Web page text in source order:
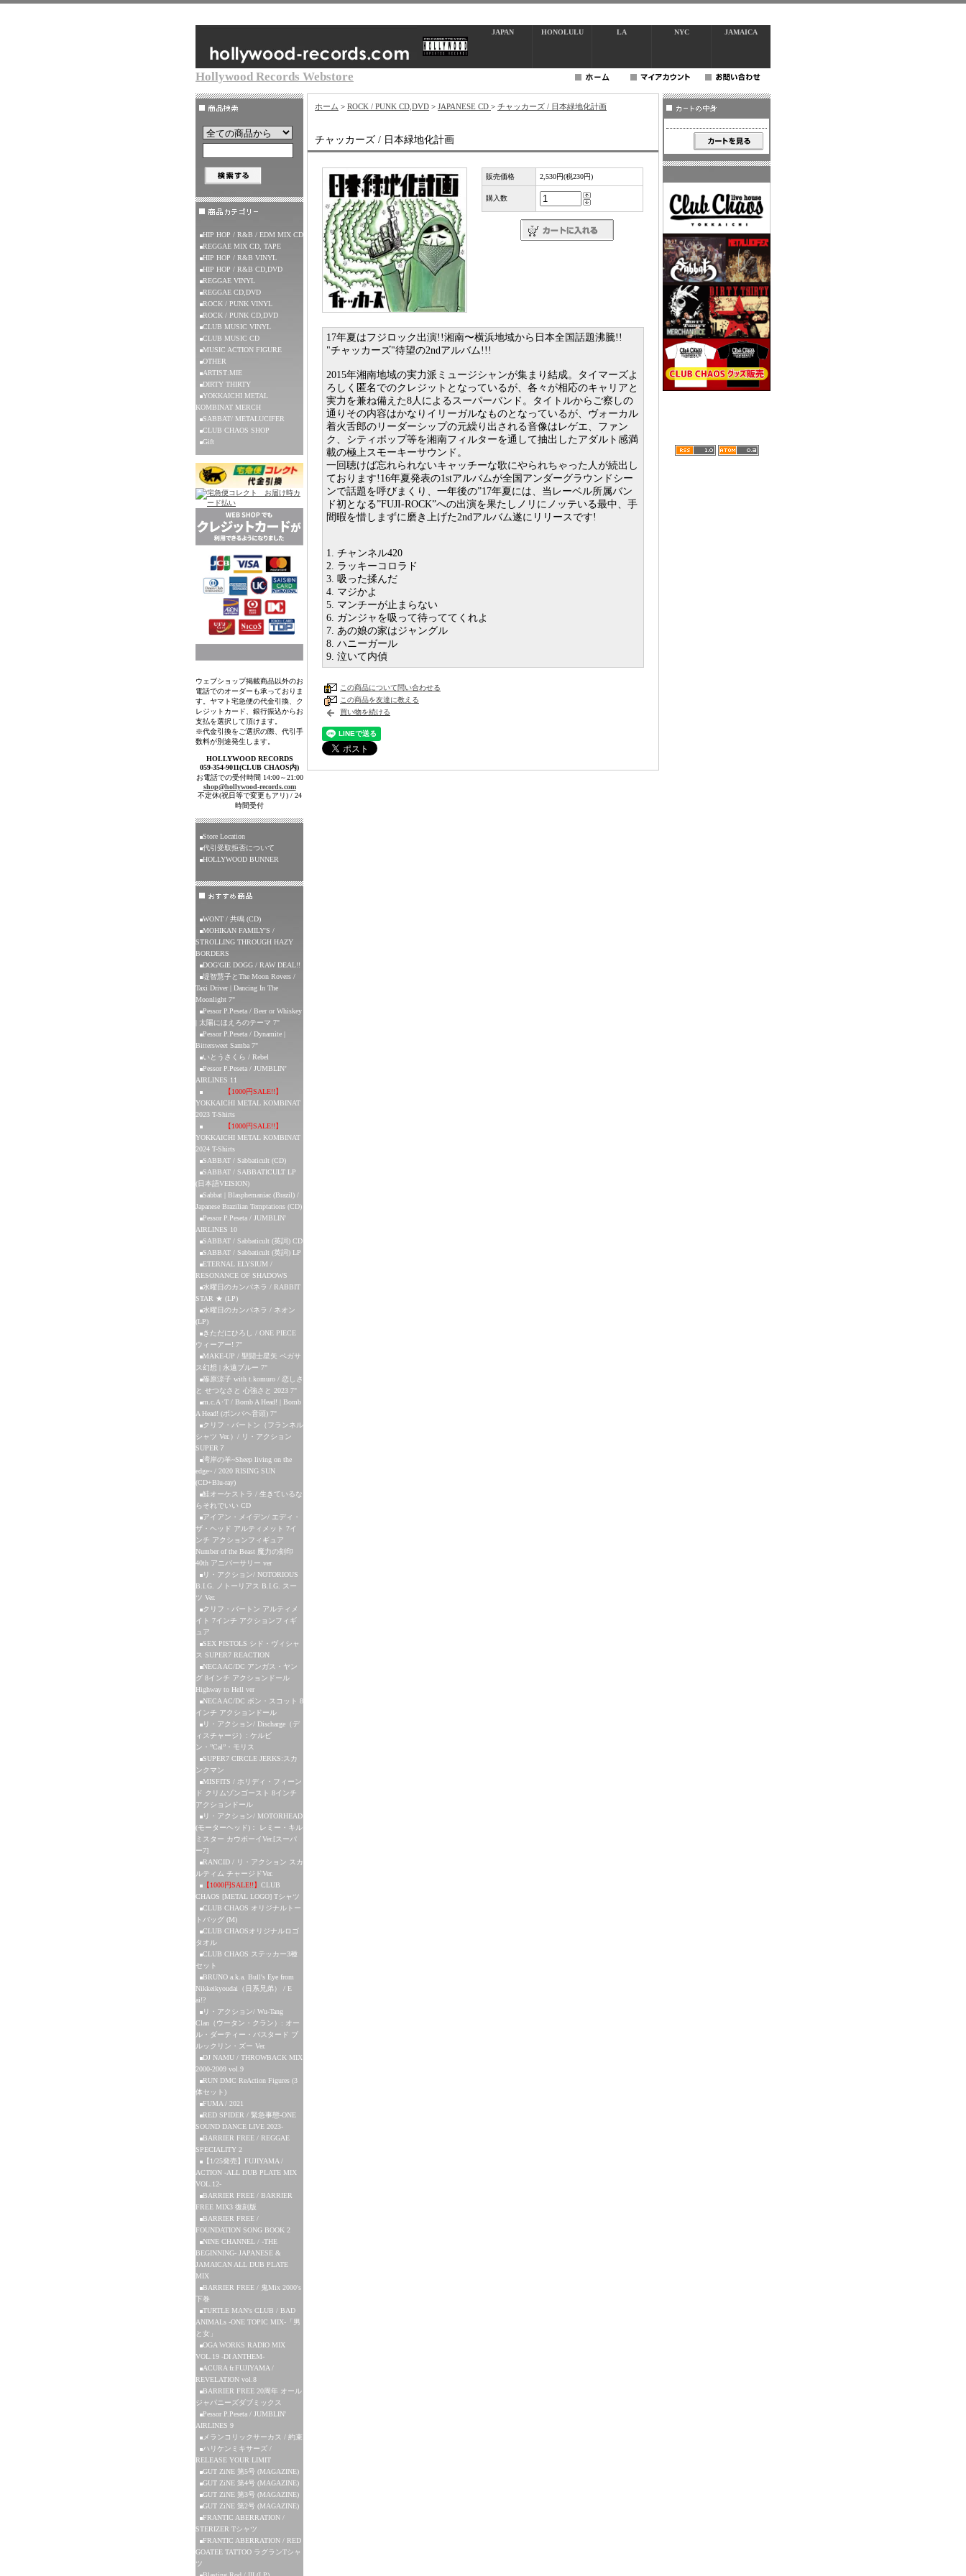
JAPAN HONOLULU LA NYC JAMAICA
Hollywood Records Webstore
HIP HOP / R&B / EDM MIX CD
REGGAE MIX CD, TAPE
HIP HOP / R&B VINYL
HIP HOP / R&B CD,DVD
REGGAE VINYL
REGGAE CD,DVD
ROCK / PUNK VINYL
ROCK / PUNK CD,DVD
CLUB MUSIC VINYL
CLUB MUSIC CD
MUSIC ACTION FIGURE
OTHER
ARTIST:MIE
DIRTY THIRTY
YOKKAICHI METAL
KOMBINAT MERCH
SABBAT/ METALUCIFER
CLUB CHAOS SHOP
Gift
ウェブショップ掲載商品以外のお
電話でのオーダーも承っておりま
す。ヤマト宅急便の代金引換、ク
レジットカード、銀行振込からお
支払を選択して頂けます。
※代金引換をご選択の際、代引手
数料が別途発生します。
HOLLYWOOD RECORDS
059-354-9011(CLUB CHAOS内)
お電話での受付時間 14:00～21:00
shop@hollywood-records.com
不定休(祝日等で変更もアリ) / 24
時間受付
Store Location
代引受取拒否について
HOLLYWOOD BUNNER
WONT / 共鳴 (CD)
MOHIKAN FAMILY'S /
STROLLING THROUGH HAZY
BORDERS
DOG'GIE DOGG / RAW DEAL!!
堤智慧子とThe Moon Rovers /
Taxi Driver | Dancing In The
Moonlight 7"
Pessor P.Peseta / Beer or Whiskey
| 太陽にほえろのテーマ 7"
Pessor P.Peseta / Dynamite |
Bittersweet Samba 7"
いとうさくら / Rebel
Pessor P.Peseta / JUMBLIN’
AIRLINES 11
【1000円SALE!!】
YOKKAICHI METAL KOMBINAT
2023 T-Shirts
【1000円SALE!!】
YOKKAICHI METAL KOMBINAT
2024 T-Shirts
SABBAT / Sabbaticult (CD)
SABBAT / SABBATICULT LP
(日本語VEISION)
Sabbat | Blasphemaniac (Brazil) /
Japanese Brazilian Temptations (CD)
Pessor P.Peseta / JUMBLIN'
AIRLINES 10
SABBAT / Sabbaticult (英詞) CD
SABBAT / Sabbaticult (英詞) LP
ETERNAL ELYSIUM /
RESONANCE OF SHADOWS
水曜日のカンパネラ / RABBIT
STAR ★ (LP)
水曜日のカンパネラ / ネオン
(LP)
きただにひろし / ONE PIECE
ウィーアー! 7"
MAKE-UP / 聖闘士星矢 ペガサ
ス幻想 | 永遠ブルー 7"
篠原涼子 with t.komuro / 恋しさ
と せつなさと 心強さと 2023 7"
m.c.A･T / Bomb A Head! | Bomb
A Head! (ボンバヘ音頭) 7"
クリフ・バートン（フランネル
シャツ Ver.）/ リ・アクション
SUPER７
湾岸の羊~Sheep living on the
edge~ / 2020 RISING SUN
(CD+Blu-ray)
鮭オーケストラ / 生きているな
らそれでいい CD
アイアン・メイデン/ エディ・
ザ・ヘッド アルティメット 7イ
ンチ アクションフィギュア
Number of the Beast 魔力の刻印
40th アニバーサリー ver
リ・アクション/ NOTORIOUS
B.I.G. ノトーリアス B.I.G. スー
ツ Ver.
クリフ・バートン アルティメ
イト 7インチ アクションフィギ
ュア
SEX PISTOLS シド・ヴィシャ
ス SUPER7 REACTION
NECA AC/DC アンガス・ヤン
グ 8インチ アクションドール
Highway to Hell ver
NECA AC/DC ボン・スコット 8
インチ アクションドール
リ・アクション/ Discharge（デ
ィスチャージ）: ケルビ
ン・”Cal”・モリス
SUPER7 CIRCLE JERKS:スカ
ンクマン
MISFITS / ホリディ・フィーン
ド クリムゾンゴースト 8インチ
アクションドール
リ・アクション/ MOTORHEAD
(モーターヘッド)： レミー・キル
ミスター カウボーイVer.[スーパ
ー7]
RANCID / リ・アクション スカ
ルティム チャージドVer.
【1000円SALE!!】 CLUB
CHAOS [METAL LOGO] Tシャツ
CLUB CHAOS オリジナルトー
トバッグ (M)
CLUB CHAOSオリジナルロゴ
タオル
CLUB CHAOS ステッカー3種
セット
BRUNO a.k.a. Bull's Eye from
Nikkeikyoudai（日系兄弟） / E
ai!?
リ・アクション/ Wu-Tang
Clan（ウータン・クラン）: オー
ル・ダーティー・バスタード ブ
ルックリン・ズー Ver.
DJ NAMU / THROWBACK MIX
2000-2009 vol.9
RUN DMC ReAction Figures (3
体セット)
FUMA / 2021
RED SPIDER / 緊急事態-ONE
SOUND DANCE LIVE 2023-
BARRIER FREE / REGGAE
SPECIALITY 2
【1/25発売】FUJIYAMA /
ACTION -ALL DUB PLATE MIX
VOL.12-
BARRIER FREE / BARRIER
FREE MIX3 復刻版
BARRIER FREE /
FOUNDATION SONG BOOK 2
NINE CHANNEL / -THE
BEGINNING- JAPANESE &
JAMAICAN ALL DUB PLATE
MIX
BARRIER FREE / 鬼Mix 2000's
下巻
TURTLE MAN's CLUB / BAD
ANIMALs -ONE TOPIC MIX-「男
と女」
OGA WORKS RADIO MIX
VOL.19 -DI ANTHEM-
ACURA fr.FUJIYAMA /
REVELATION vol.8
BARRIER FREE 20周年 オール
ジャパニーズダブミックス
Pessor P.Peseta / JUMBLIN'
AIRLINES 9
メランコリックサーカス / 約束
ハリケンミキサーズ /
RELEASE YOUR LIMIT
GUT ZiNE 第5号 (MAGAZINE)
GUT ZiNE 第4号 (MAGAZINE)
GUT ZiNE 第3号 (MAGAZINE)
GUT ZiNE 第2号 (MAGAZINE)
FRANTIC ABERRATION /
STERIZER Tシャツ
FRANTIC ABERRATION / RED
GOATEE TATTOO ラグランTシャ
ツ
ホーム > ROCK / PUNK CD,DVD > JAPANESE CD > チャッカーズ / 日本緑地化計画
チャッカーズ / 日本緑地化計画
販売価格 2,530円(税230円)
購入数
17年夏はフジロック出演!!湘南〜横浜地域から日本全国話題沸騰!!
"チャッカーズ"待望の2ndアルバム!!!
2015年湘南地域の実力派ミュージシャンが集まり結成。タイマーズよ
ろしく匿名でのクレジットとなっているが、各々が相応のキャリアと
実力を兼ね備えた8人によるスーパーバンド。タイトルからご察しの
通りその内容はかなりイリーガルなものとなっているが、ヴォーカル
着火舌郎のリーダーシップの元繰り出される音像はレゲエ、ファン
ク、シティポップ等を湘南フィルターを通して抽出したアダルト感満
載の極上スモーキーサウンド。
一回聴けば忘れられないキャッチーな歌にやられちゃった人が続出し
ております!16年夏発表の1stアルバムが全国アンダーグラウンドシー
ンで話題を呼びまくり、一年後の”17年夏には、当レーベル所属バン
ド初となる”FUJI-ROCK”への出演を果たしノリにノッテいる最中、手
間暇を惜しまずに磨き上げた2ndアルバム遂にリリースです!
1. チャンネル420
2. ラッキーコロラド
3. 吸った揉んだ
4. マジかよ
5. マンチーが止まらない
6. ガンジャを吸って待っててくれよ
7. あの娘の家はジャングル
8. ハニーガール
9. 泣いて内偵
この商品について問い合わせる
この商品を友達に教える
買い物を続ける